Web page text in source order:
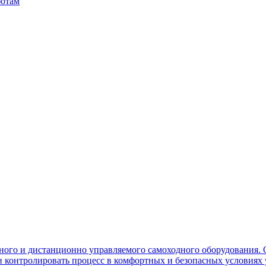
и дистанционно управляемого самоходного
процесс в комфортных и безопасных условиях